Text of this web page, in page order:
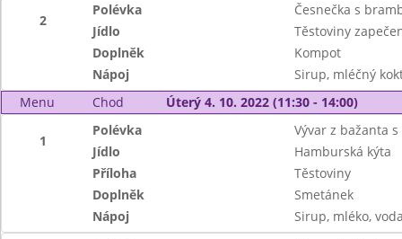
2
Polévka
Česnečka s
Jídlo
Těstoviny
Doplněk
Kompot
Nápoj
Sirup, mléčný
Menu
Chod Úterý 4. 10. 2022 (11:30 - 14:00)
1
Polévka
Vývar z bažanta
Jídlo
Hamburská kýta
Příloha
Těstoviny
Doplněk
Smetánek
Nápoj
Sirup, mléko,